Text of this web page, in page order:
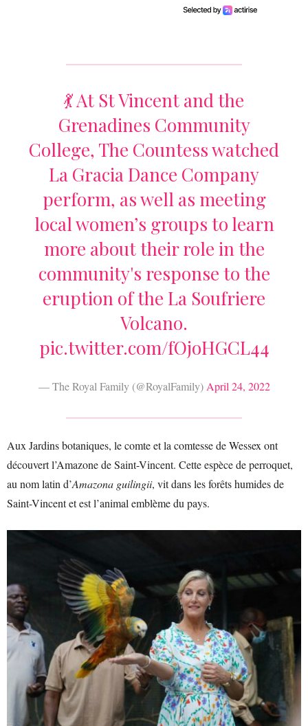
💃 At St Vincent and the
Grenadines Community
College, The Countess watched
La Gracia Dance Company
perform, as well as meeting
local women’s groups to learn
more about their role in the
community's response to the
eruption of the La Soufriere
Volcano.
pic.twitter.com/fOjoHGCL44
— The Royal Family (@RoyalFamily) April 24, 2022
Aux Jardins botaniques, le comte et la comtesse de Wessex ont
découvert l’Amazone de Saint-Vincent. Cette espèce de perroquet,
au nom latin d’Amazona guilingii, vit dans les forêts humides de
Saint-Vincent et est l’animal emblème du pays.